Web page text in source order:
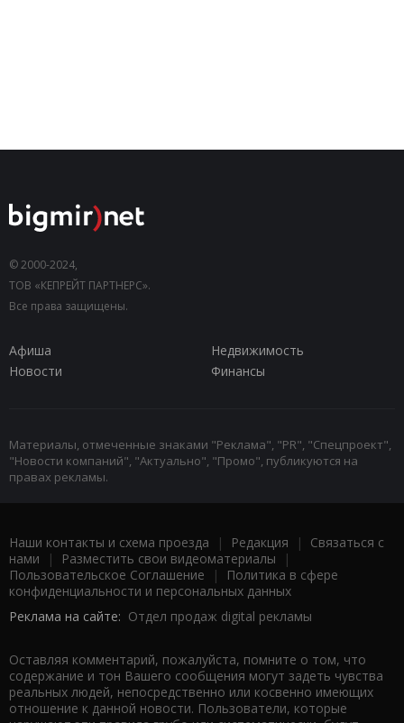
© 2000-2024,
ТОВ «КЕПРЕЙТ ПАРТНЕРС».
Все права защищены.
Афиша
Недвижимость
Новости
Финансы
Материалы, отмеченные знаками "Реклама", "PR", "Спецпроект",
"Новости компаний", "Актуально", "Промо", публикуются на
правах рекламы.
Наши контакты и схема проезда | Редакция | Связаться с
нами | Разместить свои видеоматериалы |
Пользовательское Соглашение |
Политика в сфере
конфиденциальности и персональных данных
Реклама на сайте: Отдел продаж digital рекламы
Оставляя комментарий, пожалуйста, помните о том, что
содержание и тон Вашего сообщения могут задеть чувства
реальных людей, непосредственно или косвенно имеющих
отношение к данной новости. Пользователи, которые